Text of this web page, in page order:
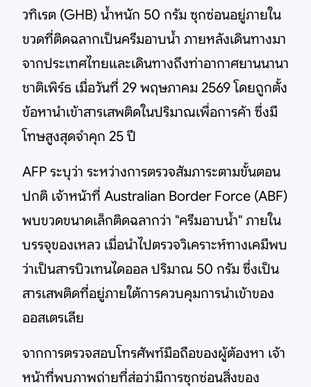
วทิเรต (GHB) น้ำหนัก 50 กรัม ซุกซ่อนอยู่ภายใน
ขวดที่ติดฉลากเป็นครีมอาบน้ำ ภายหลังเดินทางมา
จากประเทศไทยและเดินทางถึงท่าอากาศยานนานา
ชาติเพิร์ธ เมื่อวันที่ 29 พฤษภาคม 2569 โดยถูกตั้ง
ข้อหานำเข้าสารเสพติดในปริมาณเพื่อการค้า ซึ่งมี
โทษสูงสุดจำคุก 25 ปี
AFP ระบุว่า ระหว่างการตรวจสัมภาระตามขั้นตอน
ปกติ เจ้าหน้าที่ Australian Border Force (ABF)
พบขวดขนาดเล็กติดฉลากว่า "ครีมอาบน้ำ" ภายใน
บรรจุของเหลว เมื่อนำไปตรวจวิเคราะห์ทางเคมีพบ
ว่าเป็นสารบิวเทนไดออล ปริมาณ 50 กรัม ซึ่งเป็น
สารเสพติดที่อยู่ภายใต้การควบคุมการนำเข้าของ
ออสเตรเลีย
จากการตรวจสอบโทรศัพท์มือถือของผู้ต้องหา เจ้า
หน้าที่พบภาพถ่ายที่ส่อว่ามีการซุกซ่อนสิ่งของ